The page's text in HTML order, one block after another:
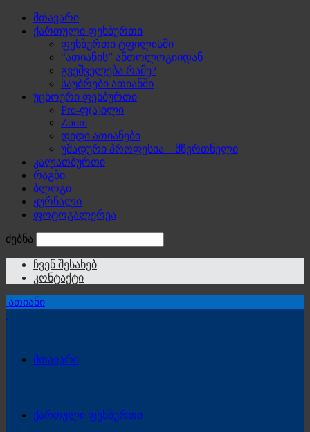
მთავარი
ქართული ფეხბურთი
ფეხბურთი ტფილისში
“ათიანის” ანთოლოგიიდან
გვეშველება რამე?
საუბრები ათიანში
უცხოური ფეხბურთი
Pro-ფ(ა)ილი
Zoom
დიდი ათიანები
უმადური პროფესია – მწვრთნელი
კალათბურთი
რაგბი
ბლოგი
ჟურნალი
ფოტოგალერეა
ძებნა
ჩვენ შესახებ
კონტაქტი
ათიანი
მთავარი
ქართული ფეხბურთი